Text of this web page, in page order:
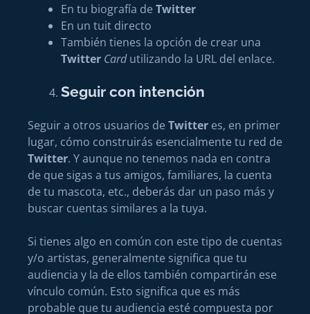
En tu biografía de Twitter
En un tuit directo
También tienes la opción de crear una
Twitter Cardutilizando la URL del enlace.
Seguir con intención
Seguir a otros usuarios de Twitter es, en primer
lugar, cómo construirás esencialmente tu red de
Twitter. Y aunque no tenemos nada en contra
de que sigas a tus amigos, familiares, la cuenta
de tu mascota, etc., deberás dar un paso más y
buscar cuentas similares a la tuya.
Si tienes algo en común con este tipo de cuentas
y/o artistas, generalmente significa que tu
audiencia y la de ellos también compartirán ese
vínculo común. Esto significa que es más
probable que tu audiencia esté compuesta por